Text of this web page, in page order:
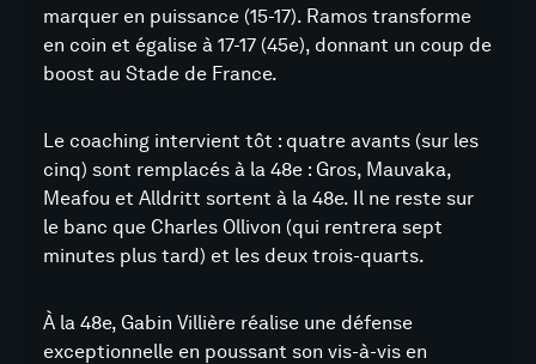
marquer en puissance (15-17). Ramos transforme
en coin et égalise à 17-17 (45e), donnant un coup de
boost au Stade de France.
Le coaching intervient tôt : quatre avants (sur les
cinq) sont remplacés à la 48e : Gros, Mauvaka,
Meafou et Alldritt sortent à la 48e. Il ne reste sur
le banc que Charles Ollivon (qui rentrera sept
minutes plus tard) et les deux trois-quarts.
À la 48e, Gabin Villière réalise une défense
exceptionnelle en poussant son vis-à-vis en